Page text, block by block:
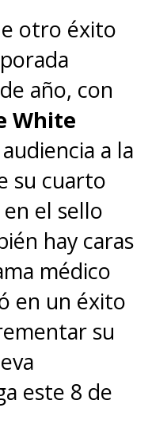
otro éxito
año, con
White
a la
su cuarto
el sello
hay caras
médico
en un éxito
su
este 8 de